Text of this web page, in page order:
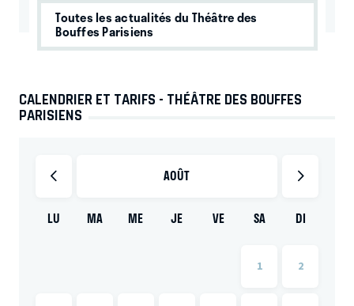
Toutes les actualités du Théâtre des
Bouffes Parisiens
CALENDRIER ET TARIFS - THÉÂTRE DES BOUFFES
PARISIENS
AOÛT
LU MA ME JE VE SA DI
1 2